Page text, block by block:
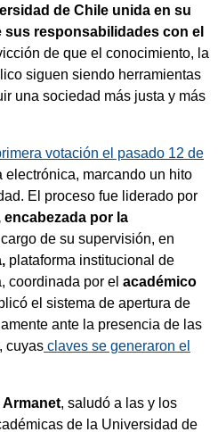
de Chile unida en su
responsabilidades con el
de que el conocimiento, la
siguen siendo herramientas
una sociedad más justa y más
votación el pasado 12 de
electrónica, marcando un hito
El proceso fue liderado por
por la
de su supervisión, en
plataforma institucional de
coordinada por el académico
el sistema de apertura de
ante la presencia de las
cuyas claves se generaron el
Armanet, saludó a las y los
de la Universidad de